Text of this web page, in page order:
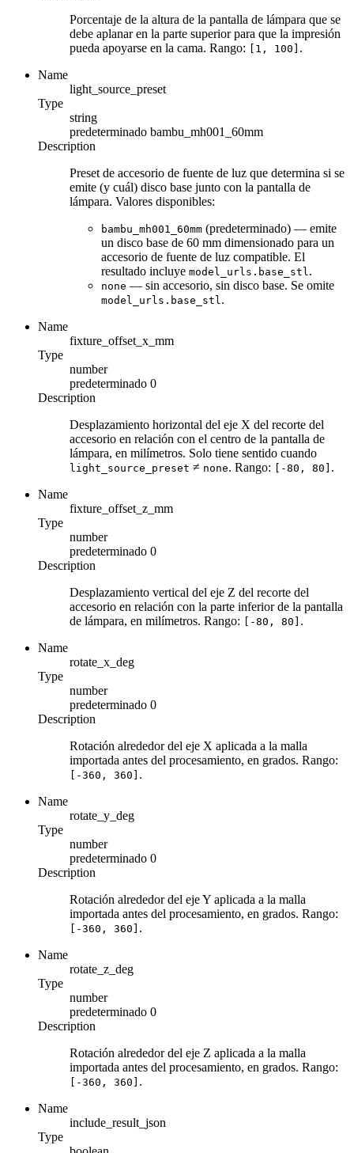
Porcentaje de la altura de la pantalla de lámpara que se
debe aplanar en la parte superior para que la impresión
pueda apoyarse en la cama. Rango: [1, 100] .
Name
light_source_preset
Type
string
predeterminado bambu_mh001_60mm
Description
Preset de accesorio de fuente de luz que determina si se
emite (y cuál) disco base junto con la pantalla de
lámpara. Valores disponibles:
bambu_mh001_60mm (predeterminado) — emite
un disco base de 60 mm dimensionado para un
accesorio de fuente de luz compatible. El
resultado incluye model_urls.base_stl .
none — sin accesorio, sin disco base. Se omite
model_urls.base_stl .
Name
fixture_offset_x_mm
Type
number
predeterminado 0
Description
Desplazamiento horizontal del eje X del recorte del
accesorio en relación con el centro de la pantalla de
lámpara, en milímetros. Solo tiene sentido cuando
light_source_preset ≠ none. Rango: [-80, 80] .
Name
fixture_offset_z_mm
Type
number
predeterminado 0
Description
Desplazamiento vertical del eje Z del recorte del
accesorio en relación con la parte inferior de la pantalla
de lámpara, en milímetros. Rango: [-80, 80] .
Name
rotate_x_deg
Type
number
predeterminado 0
Description
Rotación alrededor del eje X aplicada a la malla
importada antes del procesamiento, en grados. Rango:
[-360, 360] .
Name
rotate_y_deg
Type
number
predeterminado 0
Description
Rotación alrededor del eje Y aplicada a la malla
importada antes del procesamiento, en grados. Rango:
[-360, 360] .
Name
rotate_z_deg
Type
number
predeterminado 0
Description
Rotación alrededor del eje Z aplicada a la malla
importada antes del procesamiento, en grados. Rango:
[-360, 360] .
Name
include_result_json
Type